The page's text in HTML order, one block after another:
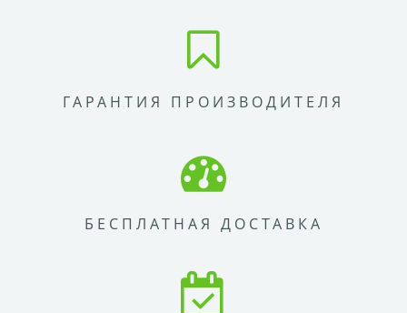
ГАРАНТИЯ ПРОИЗВОДИТЕЛЯ
БЕСПЛАТНАЯ ДОСТАВКА